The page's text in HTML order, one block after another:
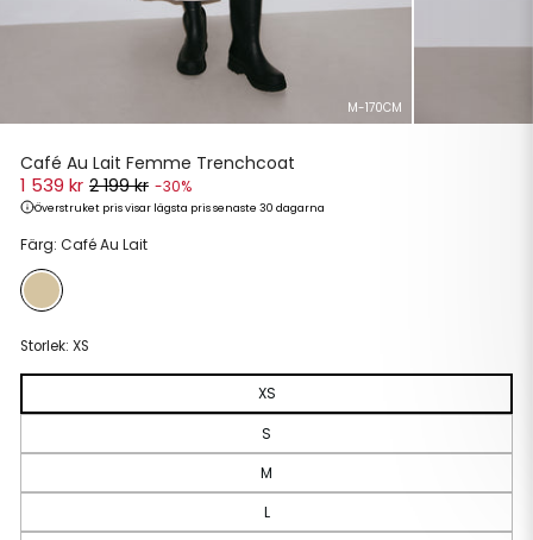
M-170CM
Café Au Lait Femme Trenchcoat
1 539 kr 2 199 kr -30%
Överstruket pris visar lägsta pris senaste 30 dagarna
pris
Färg: Café Au Lait
Storlek: XS
XS
S
M
L